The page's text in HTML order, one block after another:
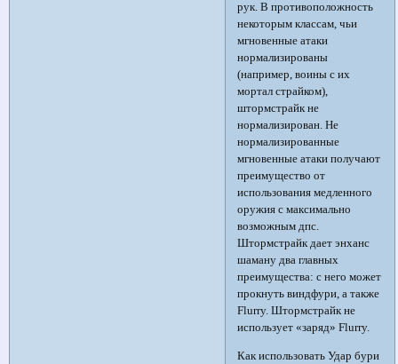
рук. В противоположность
некоторым классам, чьи
мгновенные атаки
нормализированы
(например, воины с их
мортал страйком),
штормстрайк не
нормализирован. Не
нормализированные
мгновенные атаки получают
преимущество от
использования медленного
оружия с максимально
возможным дпс.
Штормстрайк дает энханс
шаману два главных
преимущества: с него может
прокнуть виндфури, а также
Flurry. Штормстрайк не
использует «заряд» Flurry.
Как использовать Удар бури